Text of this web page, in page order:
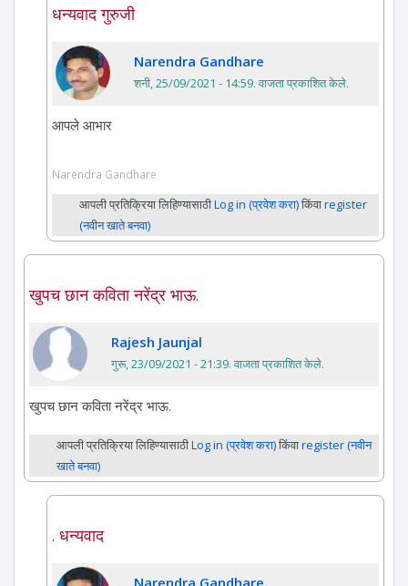
धन्यवाद गुरुजी
Narendra Gandhare
शनी, 25/09/2021 - 14:59. वाजता प्रकाशित केले.
आपले आभार
Narendra Gandhare
आपली प्रतिक्रिया लिहिण्यासाठीLog in (प्रवेश करा)किंवाregister
(नवीन खाते बनवा)
खुपच छान कविता नरेंद्र भाऊ.
Rajesh Jaunjal
गुरू, 23/09/2021 - 21:39. वाजता प्रकाशित केले.
खुपच छान कविता नरेंद्र भाऊ.
आपली प्रतिक्रिया लिहिण्यासाठीLog in (प्रवेश करा)किंवाregister (नवीन
खाते बनवा)
. धन्यवाद